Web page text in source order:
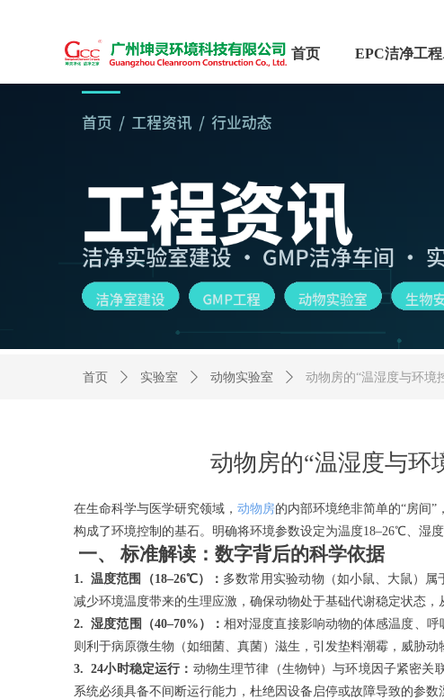
首页
动物房的“温湿度与环
在生命科学与医学研究领域， 动物房的内部环境绝非简单的“房间
构成了环境控制的基石。明确将环境参数设定为温度18–26℃、湿
一、 标准解读：数字背后的科学依据
1. 温度范围（18–26℃）： 多数常用实验动物（如小鼠、大鼠）
减少环境温度带来的生理应激，确保动物处于基础代谢稳定状态，
2. 湿度范围（40–70%）：相对湿度直接影响动物的体感温度、
则利于病原微生物（如细菌、真菌）滋生，引发垫料潮霉，威胁
3. 24小时稳定运行： 动物生理节律（生物钟）与环境因子紧密关
系统必须具备不间断运行能力，杜绝因设备启停或故障导致的参数
首页 ꄲ 实验室 ꄲ 动物实验室 ꄲ 动物房的“温湿度与环境